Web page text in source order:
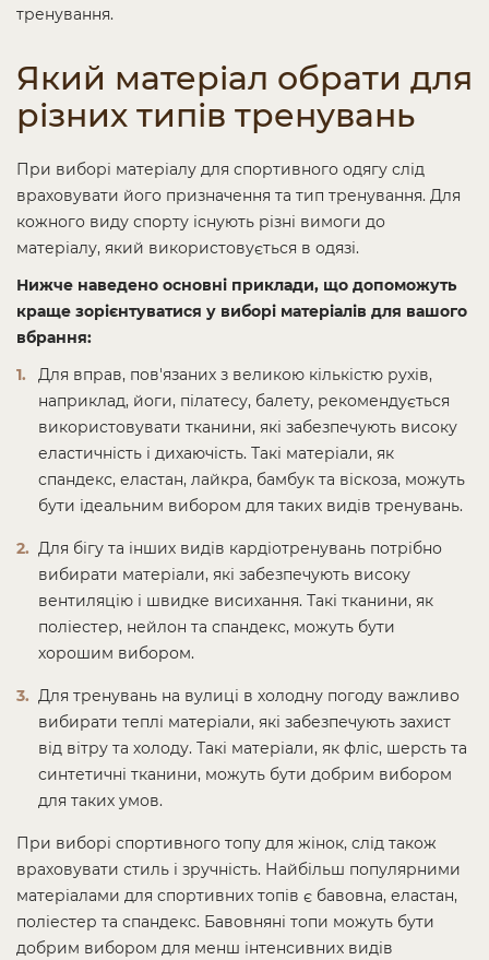
тренування.
Який матеріал обрати для
різних типів тренувань
При виборі матеріалу для спортивного одягу слід
враховувати його призначення та тип тренування. Для
кожного виду спорту існують різні вимоги до
матеріалу, який використовується в одязі.
Нижче наведено основні приклади, що допоможуть
краще зорієнтуватися у виборі матеріалів для вашого
вбрання:
Для вправ, пов'язаних з великою кількістю рухів,
наприклад, йоги, пілатесу, балету, рекомендується
використовувати тканини, які забезпечують високу
еластичність і дихаючість. Такі матеріали, як
спандекс, еластан, лайкра, бамбук та віскоза, можуть
бути ідеальним вибором для таких видів тренувань.
Для бігу та інших видів кардіотренувань потрібно
вибирати матеріали, які забезпечують високу
вентиляцію і швидке висихання. Такі тканини, як
поліестер, нейлон та спандекс, можуть бути
хорошим вибором.
Для тренувань на вулиці в холодну погоду важливо
вибирати теплі матеріали, які забезпечують захист
від вітру та холоду. Такі матеріали, як фліс, шерсть та
синтетичні тканини, можуть бути добрим вибором
для таких умов.
При виборі спортивного топу для жінок, слід також
враховувати стиль і зручність. Найбільш популярними
матеріалами для спортивних топів є бавовна, еластан,
поліестер та спандекс. Бавовняні топи можуть бути
добрим вибором для менш інтенсивних видів